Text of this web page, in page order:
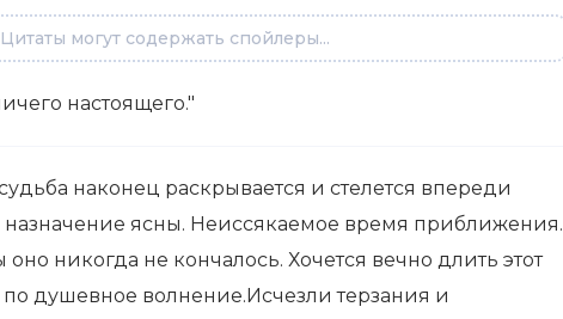
могут содержать спойлеры...
настоящего."
наконец раскрывается и стелется впереди
ясны. Неиссякаемое время приближения.
никогда не кончалось. Хочется вечно длить этот
душевное волнение.Исчезли терзания и